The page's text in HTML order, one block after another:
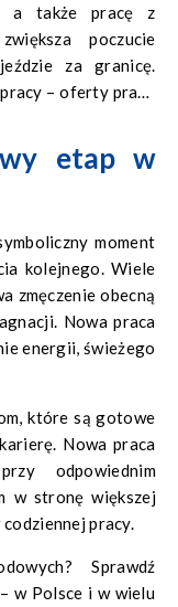
, a także pracę z
poczucie
za granicę.
– oferty pracy
etap w
moment
kolejnego. Wiele
zmęczenie obecną
Nowa praca
energii, świeżego
które są gotowe
Nowa praca
odpowiednim
w stronę większej
pracy.
Sprawdź
w Polsce i w wielu